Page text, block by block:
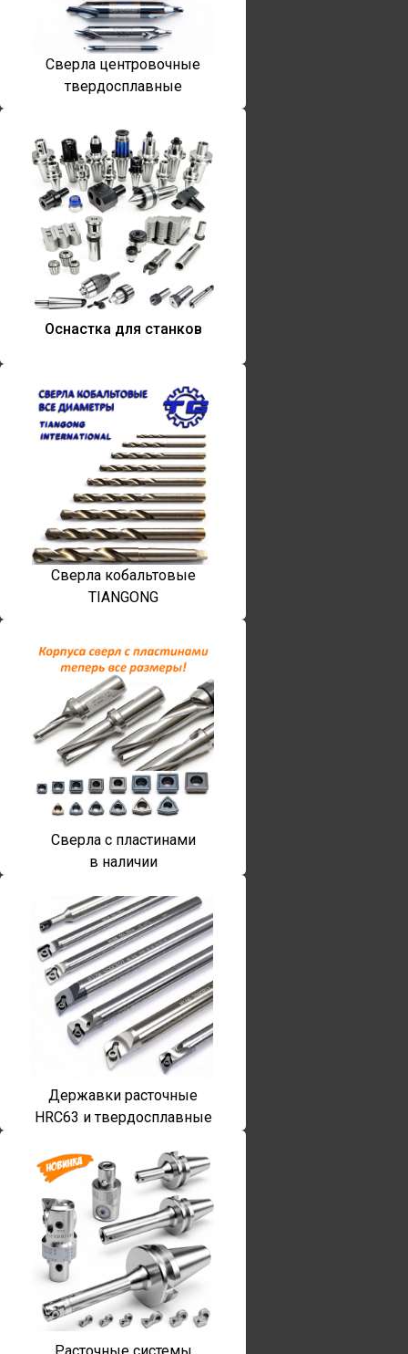
Сверла центровочные
твердосплавные
Оснастка для станков
Сверла кобальтовые
TIANGONG
Сверла с пластинами
в наличии
Державки расточные
HRC63 и твердосплавные